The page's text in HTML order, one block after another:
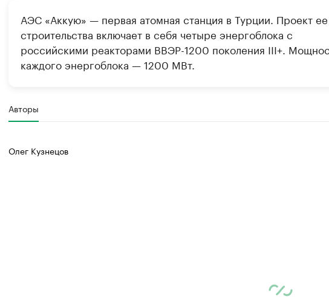
АЭС «Аккую» — первая атомная станция в Турции. Проект ее
строительства включает в себя четыре энергоблока с
российскими реакторами ВВЭР-1200 поколения III+.
каждого энергоблока — 1200 МВт.
Авторы
Олег Кузнецов